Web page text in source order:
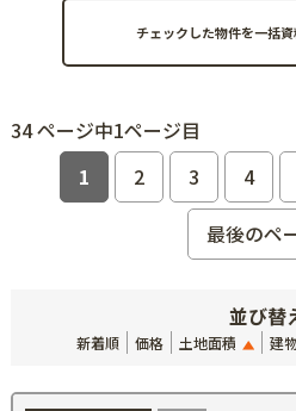
34 ページ中1ページ目
1
2 3 4
最後のペ
並び替
新着順 価格 土地面積 建